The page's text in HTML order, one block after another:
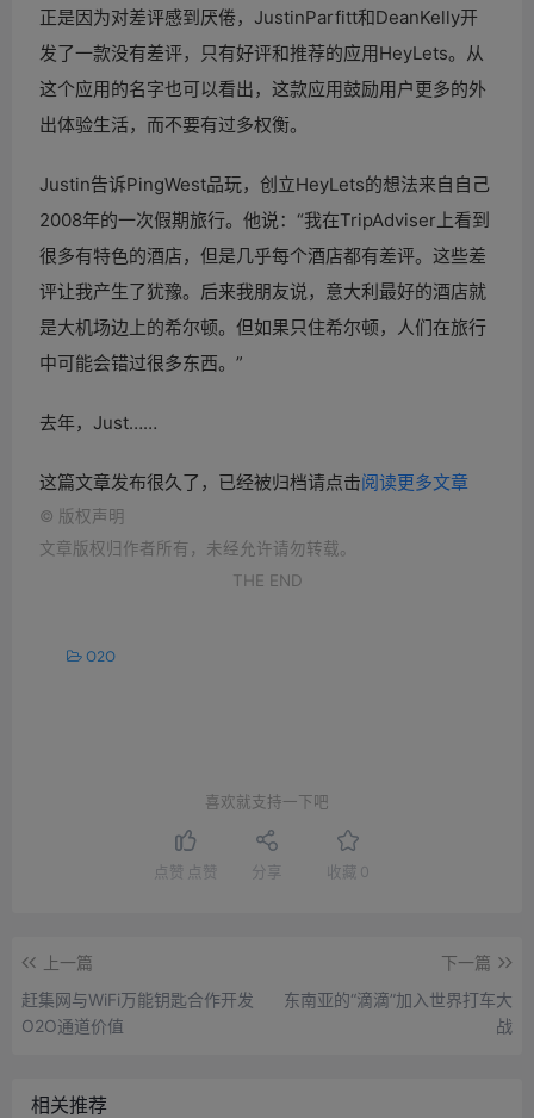
正是因为对差评感到厌倦，JustinParfitt和DeanKelly开
发了一款没有差评，只有好评和推荐的应用HeyLets。从
这个应用的名字也可以看出，这款应用鼓励用户更多的外
出体验生活，而不要有过多权衡。
Justin告诉PingWest品玩，创立HeyLets的想法来自自己
2008年的一次假期旅行。他说：“我在TripAdviser上看到
很多有特色的酒店，但是几乎每个酒店都有差评。这些差
评让我产生了犹豫。后来我朋友说，意大利最好的酒店就
是大机场边上的希尔顿。但如果只住希尔顿，人们在旅行
中可能会错过很多东西。”
去年，Just……
这篇文章发布很久了，已经被归档请点击阅读更多文章
© 版权声明
文章版权归作者所有，未经允许请勿转载。
THE END
O2O
喜欢就支持一下吧
点赞 点赞 分享 收藏 0
上一篇
赶集网与WiFi万能钥匙合作开发
O2O通道价值
下一篇
东南亚的“滴滴”加入世界打车大
战
相关推荐